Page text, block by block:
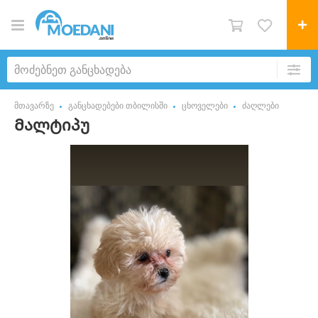
მთავარზე განცხადებები თბილისში ცხოველები ძაღლები
Მალტიპუ